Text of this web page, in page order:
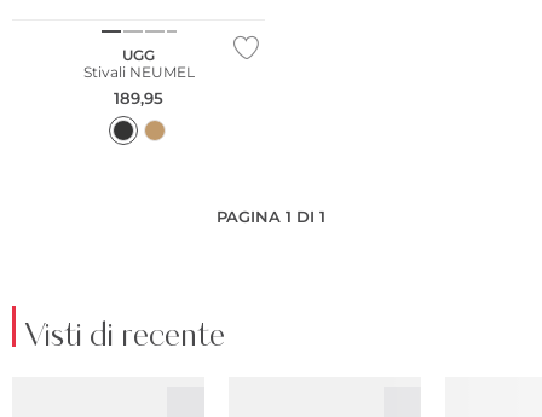
UGG
Stivali NEUMEL
189,95
PAGINA 1 DI 1
Visti di recente